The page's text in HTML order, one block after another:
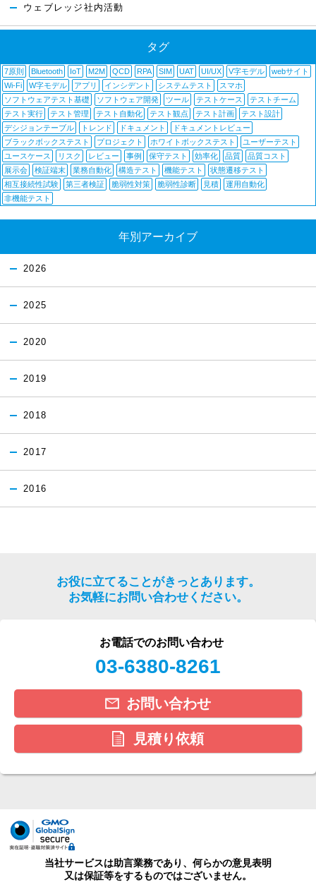
ウェブレッジ社内活動
タグ
7原則 Bluetooth IoT M2M QCD RPA SIM UAT UI/UX V字モデル
webサイト
Wi-Fi
W字モデル アプリ インシデント システムテスト
スマホ
ソフトウェアテスト基礎
ソフトウェア開発 ツール テストケース
テストチーム
テスト実行
テスト管理 テスト自動化 テスト観点 テスト計画
テスト設計
デシジョンテーブル
トレンド ドキュメント
ドキュメントレビュー
ブラックボックステスト
プロジェクト ホワイトボックステスト
ユーザーテスト
ユースケース
リスク レビュー 事例 保守テスト 効率化 品質
品質コスト
展示会
検証端末 業務自動化 構造テスト 機能テスト
状態遷移テスト
相互接続性試験
第三者検証 脆弱性対策 脆弱性診断 見積
運用自動化
非機能テスト
年別アーカイブ
2026
2025
2020
2019
2018
2017
2016
お役に立てることがきっとあります。
お気軽にお問い合わせください。
お電話でのお問い合わせ
03-6380-8261
お問い合わせ
見積り依頼
当社サービスは助言業務であり、何らかの意見表明
又は保証等をするものではございません。